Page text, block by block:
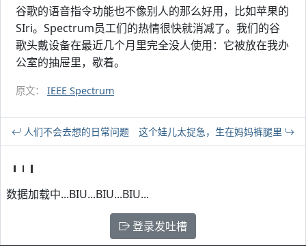
谷歌的语音指令功能也不像别人的那么好用，比如苹果的
SIri。Spectrum员工们的热情很快就消减了。我们的谷
歌头戴设备在最近几个月里完全没人使用：它被放在我办
公室的抽屉里，歇着。
原文： IEEE Spectrum
人们不会去想的日常问题 这个娃儿太捉急，生在妈妈裤腿里
数据加载中...BIU...BIU...BIU...
登录发吐槽